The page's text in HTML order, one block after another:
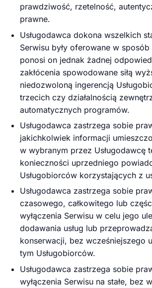
prawdziwość, rzetelność,
prawne.
Usługodawca dokona wszelkich
Serwisu były oferowane w sposób
ponosi on jednak żadnej
zakłócenia spowodowane siłą
niedozwoloną ingerencją
trzecich czy działalnością
automatycznych programów.
Usługodawca zastrzega sobie
jakichkolwiek informacji
w wybranym przez Usługodawcę
konieczności uprzedniego
Usługobiorców korzystających z
Usługodawca zastrzega sobie
czasowego, całkowitego lub
wyłączenia Serwisu w celu jego
dodawania usług lub
konserwacji, bez wcześniejszego
tym Usługobiorców.
Usługodawca zastrzega sobie
wyłączenia Serwisu na stałe, bez